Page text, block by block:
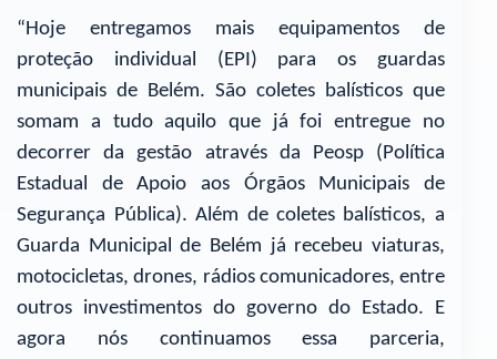
“Hoje entregamos mais equipamentos de
proteção individual (EPI) para os guardas
municipais de Belém. São coletes balísticos que
somam a tudo aquilo que já foi entregue no
decorrer da gestão através da Peosp (Política
Estadual de Apoio aos Órgãos Municipais de
Segurança Pública). Além de coletes balísticos, a
Guarda Municipal de Belém já recebeu viaturas,
motocicletas, drones, rádios comunicadores, entre
outros investimentos do governo do Estado. E
agora nós continuamos essa parceria,